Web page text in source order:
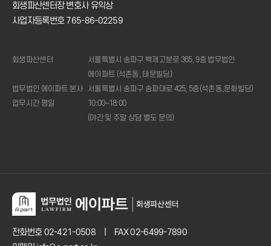
회생파산센터장 변호사 유익상
사업자등록번호 765-86-02259
회생파산센터
서울특별시 송파구 백제고분로 365, 9층 법무법인
에이파트 (석촌동, 태문빌딩)
법무법인 에이파트 본사
서울특별시 송파구 송파대로 425, 5층(석촌동,문화빌딩)
업무시간 평일
10:00~18:00
(야간 및 주말 상담 별도 문의)
전화번호02-421-0508
FAX 02-6499-7890